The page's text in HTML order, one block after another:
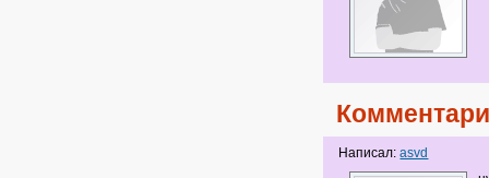
Написал:asvd